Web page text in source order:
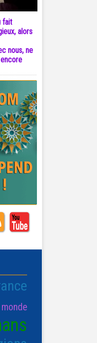
fait
alors
nous, ne
monde